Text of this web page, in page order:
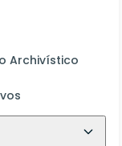
Archivístico